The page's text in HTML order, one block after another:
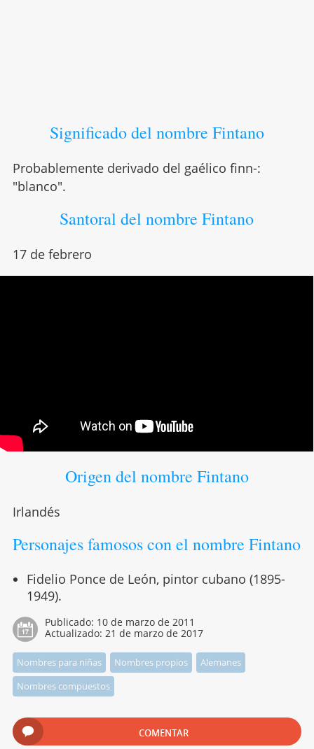
Significado del nombre Fintano
Probablemente derivado del gaélico finn-:
"blanco".
Santoral del nombre Fintano
17 de febrero
Origen del nombre Fintano
Irlandés
Personajes famosos con el nombre Fintano
Fidelio Ponce de León, pintor cubano (1895-
1949).
Publicado: 10 de marzo de 2011
Actualizado: 21 de marzo de 2017
Nombres para niñas Nombres propios
Alemanes
Nombres compuestos
COMENTAR